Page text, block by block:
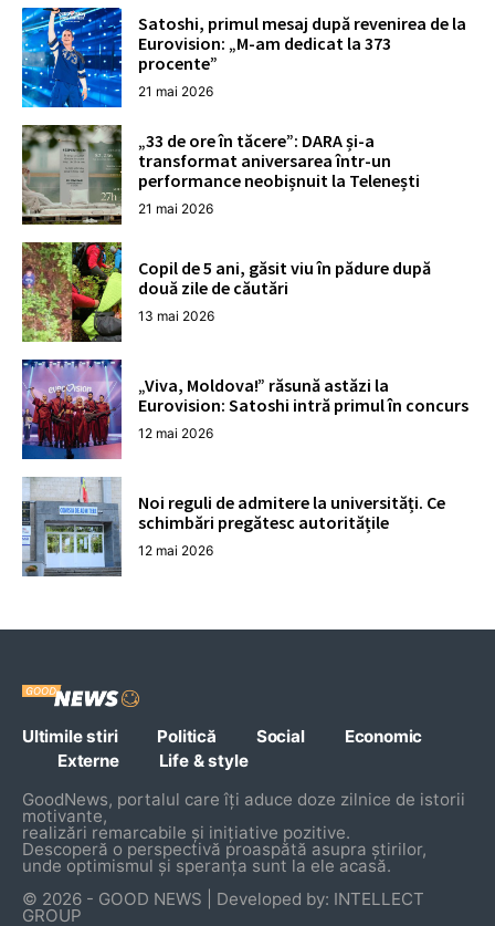
Satoshi, primul mesaj după revenirea de la
Eurovision: „M-am dedicat la 373
procente”
21 mai 2026
„33 de ore în tăcere”: DARA și-a
transformat aniversarea într-un
performance neobișnuit la Telenești
21 mai 2026
Copil de 5 ani, găsit viu în pădure după
două zile de căutări
13 mai 2026
„Viva, Moldova!” răsună astăzi la
Eurovision: Satoshi intră primul în concurs
12 mai 2026
Noi reguli de admitere la universități. Ce
schimbări pregătesc autoritățile
12 mai 2026
Ultimile stiri Politică Social
Economic
Externe
Life & style
GoodNews, portalul care îți aduce doze zilnice de istorii
motivante,
realizări remarcabile și inițiative pozitive.
Descoperă o perspectivă proaspătă asupra știrilor,
unde optimismul și speranța sunt la ele acasă.
© 2026 - GOOD NEWS | Developed by: INTELLECT
GROUP